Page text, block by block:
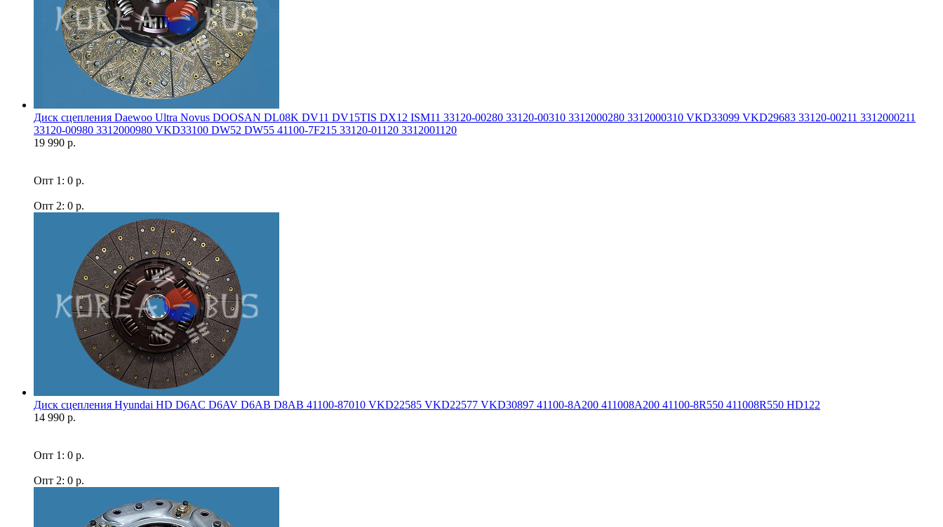
Диск сцепления Daewoo Ultra Novus DOOSAN DL08K DV11 DV15TIS DX12 ISM11 33120-00280 33120-00310 3312000280 3312000310 VKD33099 VKD29683 33120-00211 3312000211
33120-00980 3312000980 VKD33100 DW52 DW55 41100-7F215 33120-01120 3312001120
19 990 р.
Опт 1: 0 р.
Опт 2: 0 р.
Диск сцепления Hyundai HD D6AC D6AV D6AB D8AB 41100-87010 VKD22585 VKD22577 VKD30897 41100-8A200 411008A200 41100-8R550 411008R550 HD122
14 990 р.
Опт 1: 0 р.
Опт 2: 0 р.